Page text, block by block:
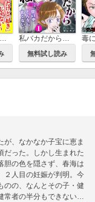
その女、本当に友達ですか？～「仲良し」だけど「好き」じゃない～ 私バカだから許してね～世の中そんなに甘くない！～
無料試し読み
、なかなか子宝に恵ま
だった。しかし生まれた
胆の色を隠さず、春海は
２人目の妊娠が判明。今
のの、なんとその子・健
常者の半分もできない健